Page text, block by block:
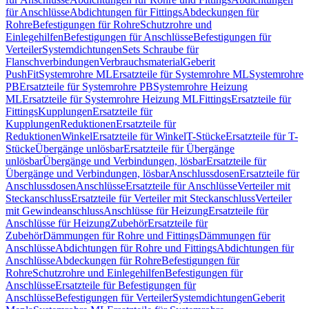
für AnschlüsseAbdichtungen für FittingsAbdeckungen für
RohreBefestigungen für RohreSchutzrohre und
EinlegehilfenBefestigungen für AnschlüsseBefestigungen für
VerteilerSystemdichtungenSets Schraube für
FlanschverbindungenVerbrauchsmaterialGeberit
PushFitSystemrohre MLErsatzteile für Systemrohre MLSystemrohre
PBErsatzteile für Systemrohre PBSystemrohre Heizung
MLErsatzteile für Systemrohre Heizung MLFittingsErsatzteile für
FittingsKupplungenErsatzteile für
KupplungenReduktionenErsatzteile für
ReduktionenWinkelErsatzteile für WinkelT-StückeErsatzteile für T-
StückeÜbergänge unlösbarErsatzteile für Übergänge
unlösbarÜbergänge und Verbindungen, lösbarErsatzteile für
Übergänge und Verbindungen, lösbarAnschlussdosenErsatzteile für
AnschlussdosenAnschlüsseErsatzteile für AnschlüsseVerteiler mit
SteckanschlussErsatzteile für Verteiler mit SteckanschlussVerteiler
mit GewindeanschlussAnschlüsse für HeizungErsatzteile für
Anschlüsse für HeizungZubehörErsatzteile für
ZubehörDämmungen für Rohre und FittingsDämmungen für
AnschlüsseAbdichtungen für Rohre und FittingsAbdichtungen für
AnschlüsseAbdeckungen für RohreBefestigungen für
RohreSchutzrohre und EinlegehilfenBefestigungen für
AnschlüsseErsatzteile für Befestigungen für
AnschlüsseBefestigungen für VerteilerSystemdichtungenGeberit